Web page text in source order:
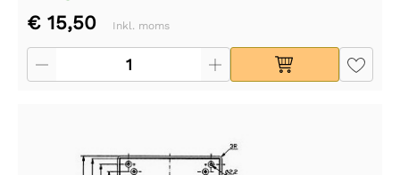
€ 15,50 Inkl. moms